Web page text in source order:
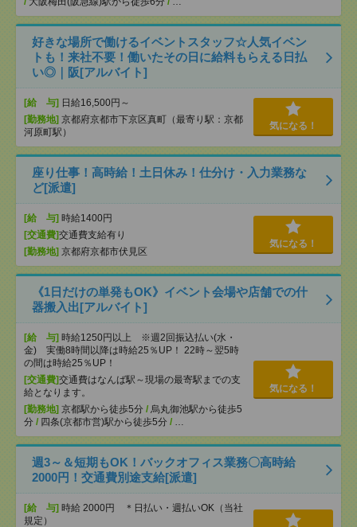
好きな場所で働けるイベントスタッフ☆人気イベン
トも！来社不要！働いたその日に給料もらえる日払
い◎｜阪[アルバイト]
[給 与] 日給16,500円～
[勤務地] 京都府京都市下京区真町（最寄り駅：京都
河原町駅）
気になる！
座り仕事！高時給！土日休み！仕分け・入力業務な
ど[派遣]
[給 与] 時給1400円
[交通費]交通費支給有り
[勤務地] 京都府京都市伏見区
気になる！
《1日だけの単発もOK》イベント会場や店舗での什
器搬入出[アルバイト]
[給 与] 時給1250円以上 ※週2回振込払い(水・
金) 実働8時間以降は時給25％UP！ 22時～翌5時
の間は時給25％UP！
[交通費]交通費はなんば駅～現場の最寄駅までの支
給となります。
[勤務地] 京都駅から徒歩5分 / 烏丸御池駅から徒歩5
分 / 四条(京都市営)駅から徒歩5分 / …
気になる！
週3～＆短期もOK！バックオフィス業務〇高時給
2000円！交通費別途支給[派遣]
[給 与] 時給 2000円 ＊日払い・週払いOK（当社
規定）